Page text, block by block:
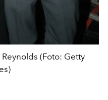
(Foto: Getty